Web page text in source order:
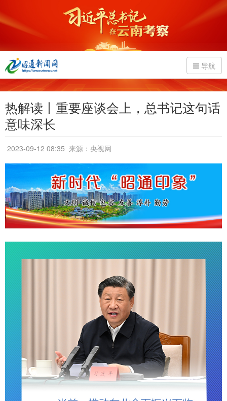
导航
热解读丨重要座谈会上，总书记这句话
意味深长
2023-09-12 08:35 来源：央视网